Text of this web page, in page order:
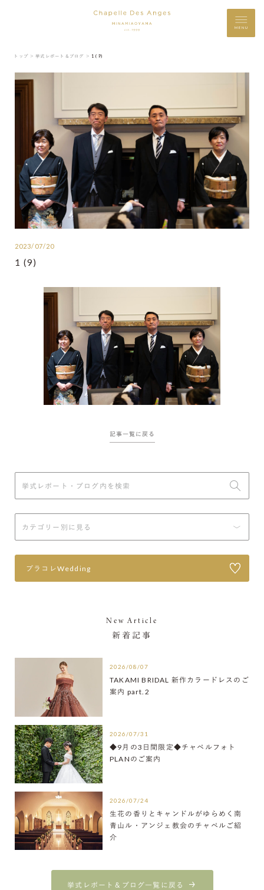
MENU
トップ ＞ 挙式レポート＆ブログ ＞ 1 (9)
2023/07/20
1 (9)
記事一覧に戻る
プラコレWedding
New Article
新着記事
2026/08/07
TAKAMI BRIDAL 新作カラードレスのご
案内 part.2
2026/07/31
◆9月の3日間限定◆チャペルフォト
PLANのご案内
2026/07/24
生花の香りとキャンドルがゆらめく南
青山ル・アンジェ教会のチャペルご紹
介
挙式レポート＆ブログ一覧に戻る